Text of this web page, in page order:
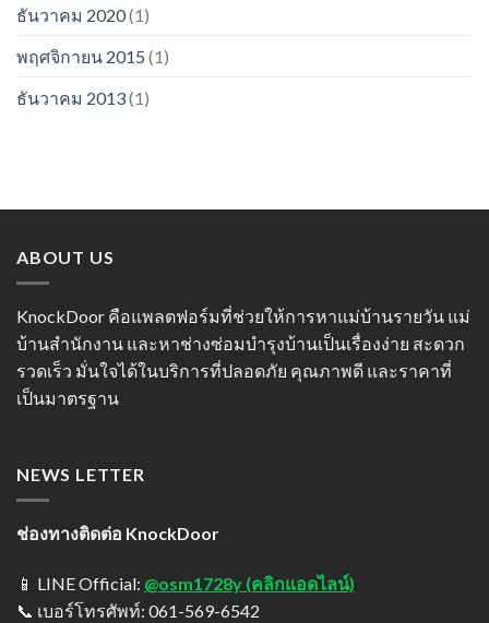
ธันวาคม 2020(1)
พฤศจิกายน 2015 (1)
ธันวาคม 2013(1)
ABOUT US
KnockDoor คือแพลตฟอร์มที่ช่วยให้การหาแม่บ้านรายวัน แม่
บ้านสำนักงาน และหาช่างซ่อมบำรุงบ้านเป็นเรื่องง่าย สะดวก
รวดเร็ว มั่นใจได้ในบริการที่ปลอดภัย คุณภาพดี และราคาที่
เป็นมาตรฐาน
NEWS LETTER
ช่องทางติดต่อ KnockDoor
📱 LINE Official: @osm1728y (คลิกแอดไลน์)
📞 เบอร์โทรศัพท์: 061-569-6542